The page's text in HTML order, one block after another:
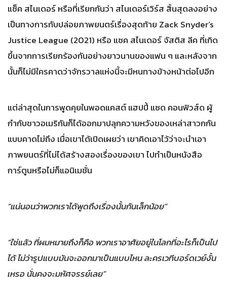
แซ็ค สไนเดอร์ หรือที่เรียกกันว่า สไนเดอร์เวิร์ส สิ้นสุดลงอย่าง
เป็นทางการกับปล่อยภาพยนตร์เรื่องสุดท้าย Zack Snyder’s
Justice League (2021) หรือ แซค สไนเดอร์ จัสติส ลีค ที่เกิด
ขึ้นจากการเรียกร้องกันอย่างยาวนานของแฟน ๆ และหลังจาก
นั้นก็ไม่มีใครคาดว่าจักรวาลแห่งนี้จะมีหนทางข้างหน้าต่อไปอีก
แต่ล่าสุดในการพูดคุยในพอดแคสต์ แฮปปี้ แซด คอนฟิวส์ด ผู้
กำกับชาวอเมริกันก็ได้ออกมาปลุกความหวังของเหล่าสาวกกัน
แบบคาดไม่ถึง เมื่อเขาได้เปิดเผยว่า เขาคิดเอาไว้ว่าจะนำเอา
ภาพยนตร์ที่ไม่ได้สร้างสองเรื่องของเขา ไปทำเป็นหนังสือ
การ์ตูนหรือไม่ก็แอนิเมชั่น
“แน่นอนว่าพวกเราได้พูดถึงเรื่องนั้นกันเล็กน้อย”
“ใช่แล้ว ที่ผมหมายถึงก็คือ พวกเราอาศัยอยู่ในโลกที่อะไรก็เป็นไป
ได้ ไม่ว่ารูปแบบมันจะออกมาเป็นแบบไหน ละครเวทีบอร์ดเวย์งั้น
เหรอ นั่นคงจะมหัศจรรย์เลย”